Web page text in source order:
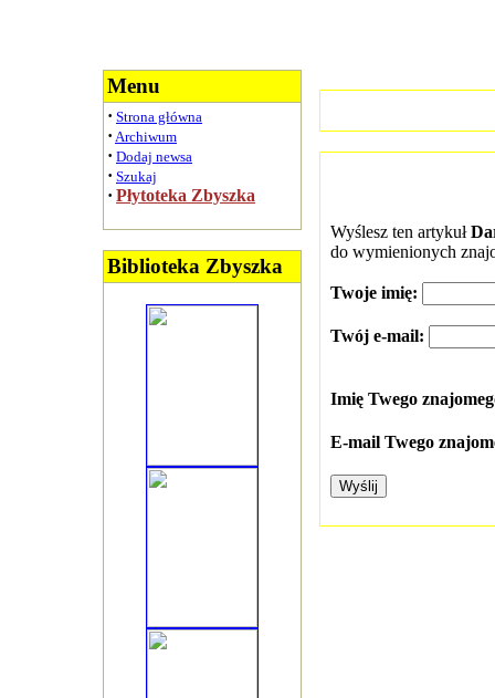
Menu
· Strona główna
· Archiwum
· Dodaj newsa
· Szukaj
· Płytoteka Zbyszka
Biblioteka Zbyszka
Wyślesz ten artykuł
do wymienionych
Twoje imię:
Twój e-mail:
Imię Twego
E-mail Twego